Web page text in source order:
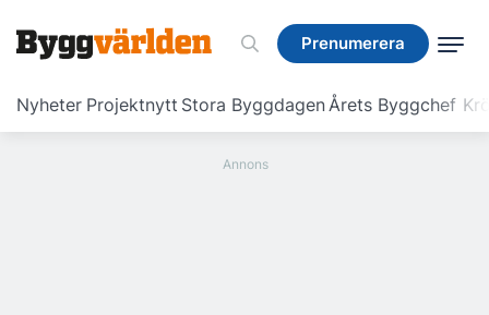
Prenumerera
Nyheter Projektnytt Stora ByggdagenÅrets Byggchef
Prenumerera